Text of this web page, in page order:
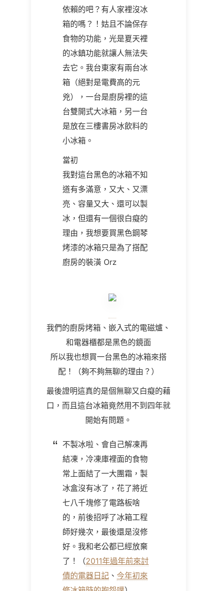
依賴的吧？有人家裡沒冰
箱的嗎？！姑且不論保存
食物的功能，光是夏天裡
的冰鎮功能就讓人無法失
去它。我台東家有兩台冰
箱（絕對是電費高的元
兇），一台是廚房裡的這
台雙開式大冰箱，另一台
是放在三樓書房冰飲料的
小冰箱。
當初
我對這台黑色的冰箱不知
道有多滿意，又大、又漂
亮、容量又大、還可以製
冰，但還有一個很白癡的
理由，我想要買黑色鋼琴
烤漆的冰箱只是為了搭配
廚房的裝潢 Orz
我們的廚房烤箱、嵌入式的電磁爐、
和電器櫃都是黑色的鏡面
所以我也想買一台黑色的冰箱來搭
配！（夠不夠無聊的理由？）
最後證明這真的是個無聊又白癡的藉
口，而且這台冰箱竟然用不到四年就
開始有問題。
不製冰啦、會自己解凍再
結凍，冷凍庫裡面的食物
常上面結了一大團霜，製
冰盒沒有冰了，花了將近
七八千塊修了電路板啥
的，前後招呼了冰箱工程
師好幾次，最後還是沒修
好。我和老公都已經放棄
了！（2011年過年前來討
債的電器日記 、 今年初來